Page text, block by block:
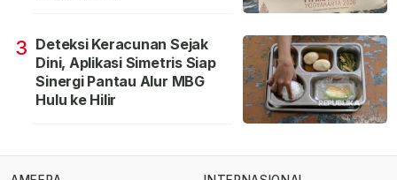
3 Deteksi Keracunan Sejak
Dini, Aplikasi Simetris Siap
Sinergi Pantau Alur MBG
Hulu ke Hilir